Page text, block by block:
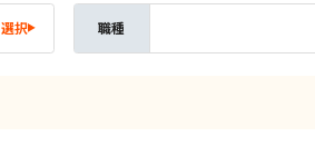
選択 職種